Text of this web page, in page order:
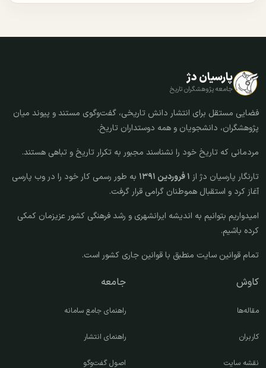
پارسیان دژ
جامعه پژوهشگران تاریخ
فضایی مستقل برای انتشار دانش تاریخی، گفت‌وگوی مستند و پیوند میان
پژوهشگران، دانشجویان و همه دوستداران تاریخ.
مردمانی که تاریخ خود را نشناسند مجبور به تکرار تاریخ و تباهی هستند.
تارنگار پارسیان دژ از ۱ فروردین ۱۳۹۱
به طور رسمی کار خود را در وب پارسی
آغاز کرد و استقبال هموطنان گرامی قرار گرفت.
امیدواریم بتوانیم به اندیشه ایرانشهری و رشد فرهنگی کشور عزیزمان کمکی
کرده باشیم.
تمام قوانین سایت منطبق با قوانین جاری کشور است.
کاوش
مقاله‌ها
کاربران
نقشه سایت
جامعه
راهنمای جامع سامانه
راهنمای انتشار
اصول گفت‌وگو